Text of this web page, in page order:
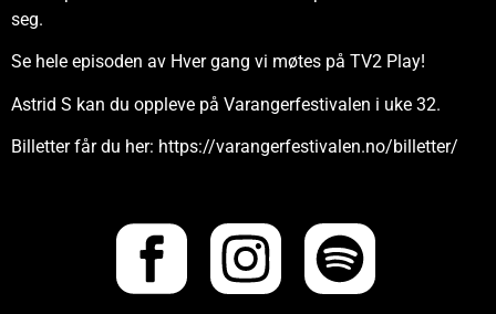
seg.
Se hele episoden av Hver gang vi møtes på TV2 Play!
Astrid S kan du oppleve på Varangerfestivalen i uke 32.
Billetter får du her: https://varangerfestivalen.no/billetter/